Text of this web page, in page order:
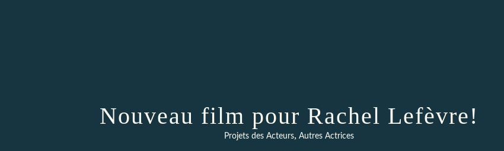
Nouveau film pour Rachel Lefèvre!
Projets des Acteurs, Autres Actrices